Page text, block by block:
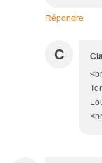
Répondre
C